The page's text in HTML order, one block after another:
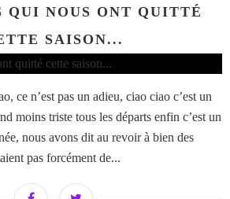
QUI NOUS ONT QUITTÉ
SAISON...
ce n’est pas un adieu, ciao ciao c’est un
moins triste tous les départs enfin c’est un
nous avons dit au revoir à bien des
pas forcément de...